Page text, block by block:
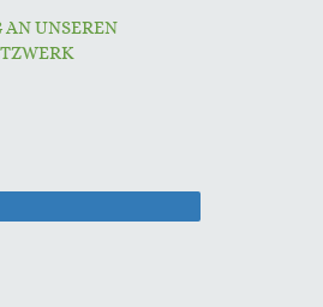
UNSEREN